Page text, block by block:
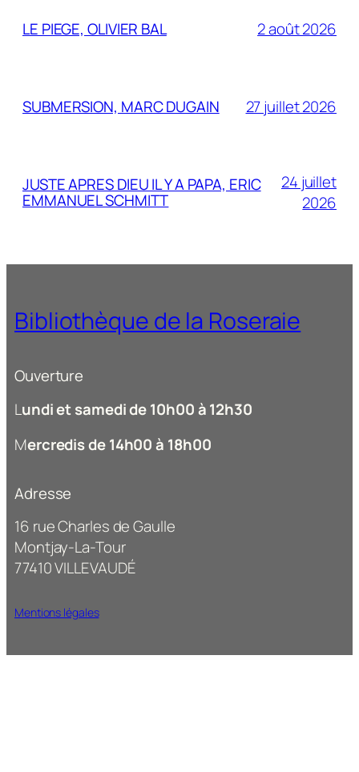
LE PIEGE, OLIVIER BAL 2 août 2026
SUBMERSION, MARC DUGAIN 27 juillet 2026
JUSTE APRES DIEU IL Y A PAPA, ERIC
EMMANUEL SCHMITT
24 juillet
2026
Bibliothèque de la Roseraie
Ouverture
Lundi et samedi de 10h00 à 12h30
Mercredis de 14h00 à 18h00
Adresse
16 rue Charles de Gaulle
Montjay-La-Tour
77410 VILLEVAUDÉ
Mentions légales